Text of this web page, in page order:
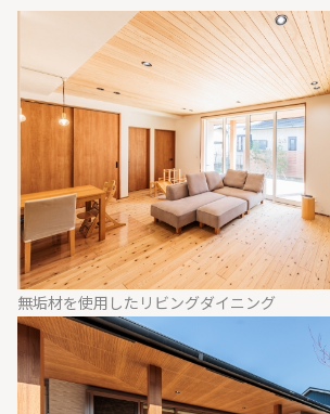
無垢材を使用したリビングダイニング